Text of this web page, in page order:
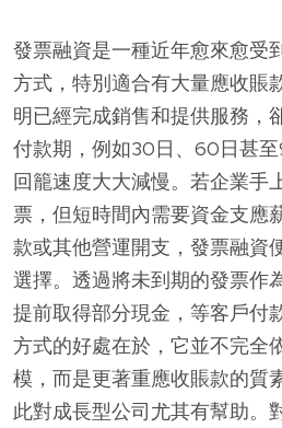
發票融資是一種近年愈來愈受
方式，特別適合有大量應收賬
明已經完成銷售和提供服務，
付款期，例如30日、60日甚
回籠速度大大減慢。若企業手
票，但短時間內需要資金支應
款或其他營運開支，發票融資
選擇。透過將未到期的發票作
提前取得部分現金，等客戶付
方式的好處在於，它並不完全
模，而是更著重應收賬款的質
此對成長型公司尤其有幫助。